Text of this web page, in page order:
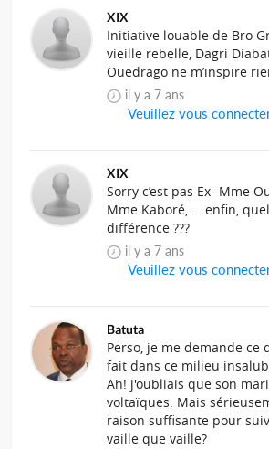
XIX
Initiative louable de Bro
vieille rebelle, Dagri
Ouedrago ne m’inspire
il y a 7 ans
Veuillez vous
XIX
Sorry c’est pas Ex- Mme
Mme Kaboré, ….enfin,
différence ???
il y a 7 ans
Veuillez vous
Batuta
Perso, je me demande ce
fait dans ce milieu
Ah! j'oubliais que son
voltaïques. Mais
raison suffisante pour
vaille que vaille?